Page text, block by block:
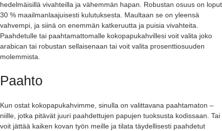
hedelmäisillä vivahteilla ja vähemmän hapan. Robustan osuus on loput
30 % maailmanlaajuisesti kulutuksesta. Maultaan se on yleensä
vahvempi, ja siinä on enemmän katkeruutta ja puisia vivahteita.
Paahdetulle tai paahtamattomalle kokopapukahvillesi voit valita joko
arabican tai robustan sellaisenaan tai voit valita prosenttiosuuden
molemmista.
Paahto
Kun ostat kokopapukahvimme, sinulla on valittavana paahtamaton –
niille, jotka pitävät juuri paahdettujen papujen tuoksusta kodissaan. Tai
voit jättää kaiken kovan työn meille ja tilata täydellisesti paahdetut